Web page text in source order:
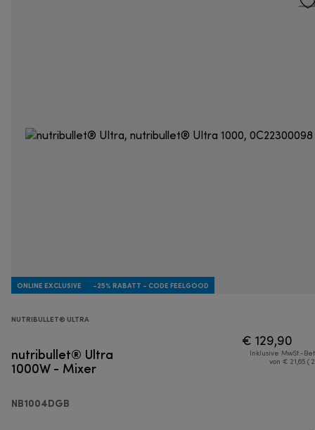
ONLINE EXCLUSIVE -25% RABATT - CODE FEELGOOD
NUTRIBULLET® ULTRA
nutribullet® Ultra
1000W - Mixer
NB1004DGB
€ 129,90
Inklusive MwSt.-
von € 21,65 (